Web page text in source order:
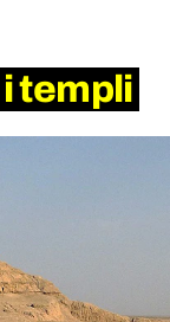
templi